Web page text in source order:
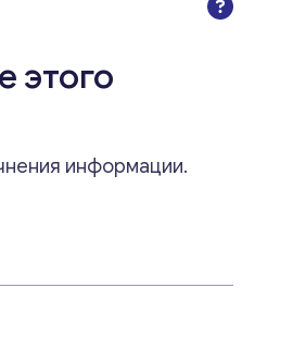
этого
информации.